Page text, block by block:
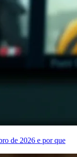
de 2026 e por que